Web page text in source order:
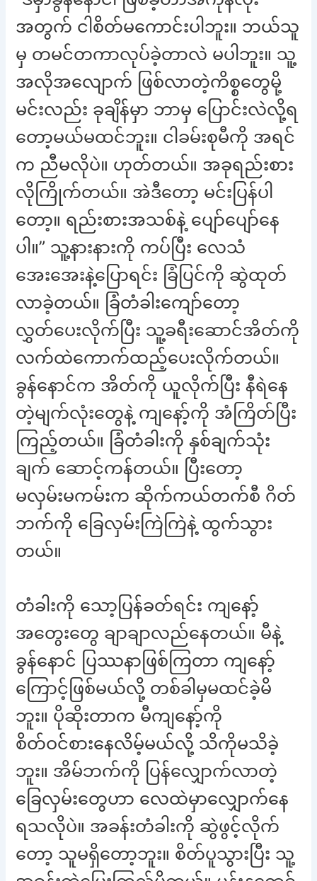
အတွက် ငါစိတ်မကောင်းပါဘူး။ ဘယ်သူ
မှ တမင်တကာလုပ်ခဲ့တာလဲ မပါဘူး။ သူ့
အလိုအလျောက် ဖြစ်လာတဲ့ကိစ္စတွေမို့
မင်းလည်း ခုချိန်မှာ ဘာမှ ပြောင်းလဲလို့ရ
တော့မယ်မထင်ဘူး။ ငါခမ်းစုမီကို အရင်
က ညီမလိုပဲ။ ဟုတ်တယ်။ အခုရည်းစား
လိုကြိုက်တယ်။ အဲဒီတော့ မင်းပြန်ပါ
တော့။ ရည်းစားအသစ်နဲ့ ပျော်ပျော်နေ
ပါ။” သူ့နားနားကို ကပ်ပြီး လေသံ
အေးအေးနဲ့ပြောရင်း ခြံပြင်ကို ဆွဲထုတ်
လာခဲ့တယ်။ ခြံတံခါးကျော်တော့
လွှတ်ပေးလိုက်ပြီး သူ့ခရီးဆောင်အိတ်ကို
လက်ထဲကောက်ထည့်ပေးလိုက်တယ်။
ခွန်နောင်က အိတ်ကို ယူလိုက်ပြီး နီရဲနေ
တဲ့မျက်လုံးတွေနဲ့ ကျနော့်ကို အံကြိတ်ပြီး
ကြည့်တယ်။ ခြံတံခါးကို နှစ်ချက်သုံး
ချက် ဆောင့်ကန်တယ်။ ပြီးတော့
မလှမ်းမကမ်းက ဆိုက်ကယ်တက်စီ ဂိတ်
ဘက်ကို ခြေလှမ်းကြဲကြဲနဲ့ ထွက်သွား
တယ်။
တံခါးကို သော့ပြန်ခတ်ရင်း ကျနော့်
အတွေးတွေ ချာချာလည်နေတယ်။ မီနဲ့
ခွန်နောင် ပြဿနာဖြစ်ကြတာ ကျနော့်
ကြောင့်ဖြစ်မယ်လို့ တစ်ခါမှမထင်ခဲ့မိ
ဘူး။ ပိုဆိုးတာက မီကျနော့်ကို
စိတ်ဝင်စားနေလိမ့်မယ်လို့ သိကိုမသိခဲ့
ဘူး။ အိမ်ဘက်ကို ပြန်လျှောက်လာတဲ့
ခြေလှမ်းတွေဟာ လေထဲမှာလျှောက်နေ
ရသလိုပဲ။ အခန်းတံခါးကို ဆွဲဖွင့်လိုက်
တော့ သူမရှိတော့ဘူး။ စိတ်ပူသွားပြီး သူ့